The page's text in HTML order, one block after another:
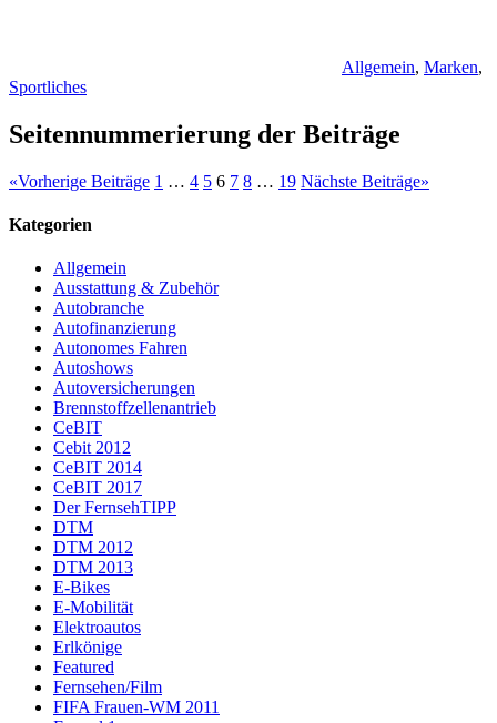
Allgemein, Marken,
Sportliches
Seitennummerierung der Beiträge
«Vorherige Beiträge 1 … 4 5 6 7 8 … 19 Nächste Beiträge»
Kategorien
Allgemein
Ausstattung & Zubehör
Autobranche
Autofinanzierung
Autonomes Fahren
Autoshows
Autoversicherungen
Brennstoffzellenantrieb
CeBIT
Cebit 2012
CeBIT 2014
CeBIT 2017
Der FernsehTIPP
DTM
DTM 2012
DTM 2013
E-Bikes
E-Mobilität
Elektroautos
Erlkönige
Featured
Fernsehen/Film
FIFA Frauen-WM 2011